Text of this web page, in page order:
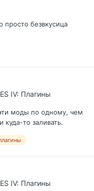
безвкусица
IV: Плагины
моды по одному, чем
куда-то заливать.
IV: Плагины